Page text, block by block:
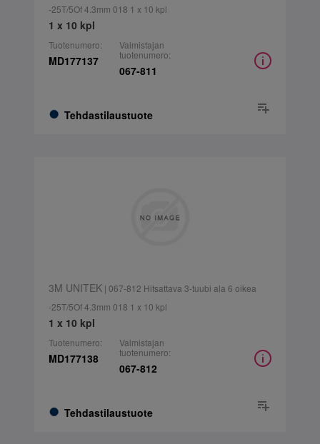
-25T/5Of 4.3mm 018 1 x 10 kpl
1 x 10 kpl
Tuotenumero:
MD177137
Tehdastilaustuote
Valmistajan
tuotenumero:
067-811
3M UNITEK| 067-812 Hitsattava 3-tuubi ala 6 oikea
-25T/5Of 4.3mm 018 1 x 10 kpl
1 x 10 kpl
Tuotenumero:
MD177138
Tehdastilaustuote
Valmistajan
tuotenumero:
067-812